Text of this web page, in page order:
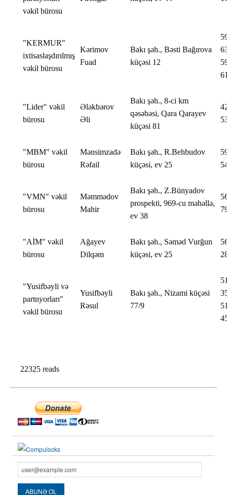
vəkil bürosu
"KERMUR"
ixtisaslaşdırılmış
vəkil bürosu
Kərimov
Fuad
Bakı şəh., Bəsti Bağırova
küçəsi 12
"Lider" vəkil
bürosu
Ələkbərov
Əli
Bakı şəh., 8-ci km
qəsəbəsi, Qara Qarayev
küçəsi 81
"MBM" vəkil
bürosu
Mənsimzadə
Rəfail
Bakı şəh., R.Behbudov
küçəsi, ev 25
"VMN" vəkil
bürosu
Məmmədov
Mahir
Bakı şəh., Z.Bünyadov
prospekti, 969-cu məhəllə,
ev 38
"AİM" vəkil
bürosu
Ağayev
Dilqəm
Bakı şəh., Səməd Vurğun
küçəsi, ev 25
"Yusifbəyli və
partnyorları"
vəkil bürosu
Yusifbəyli
Rəsul
Bakı şəh., Nizami küçəsi
77/9
22325 reads